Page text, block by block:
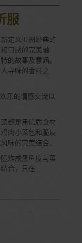
服
定义亚洲经典的
口感的完美融
的故事及意涵。
寻味的香料之
乐的情感交流以
都是用优质食材
肉小笼包和脆皮
味的完美结合。
炸咸蛋鱼皮与菜
合，只在